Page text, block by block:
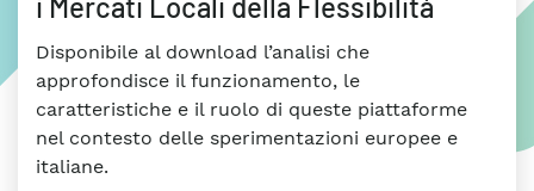
Disponibile al download l’analisi che
approfondisce il funzionamento, le
caratteristiche e il ruolo di queste piattaforme
nel contesto delle sperimentazioni europee e
italiane.